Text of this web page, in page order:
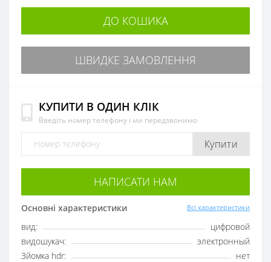
ДО КОШИКА
ШВИДКЕ ЗАМОВЛЕННЯ
КУПИТИ В ОДИН КЛІК
Введіть номер телефону і ми передзвонимо
Купити
НАПИСАТИ НАМ
Основні характеристики Всі характеристики
вид:
цифровой
видошукач:
электронный
Зйомка hdr:
нет